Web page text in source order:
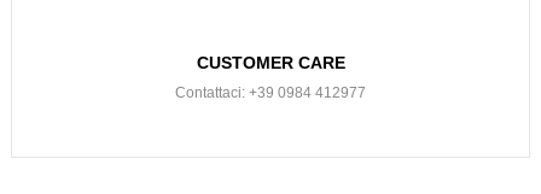
CUSTOMER CARE
Contattaci: +39 0984 412977